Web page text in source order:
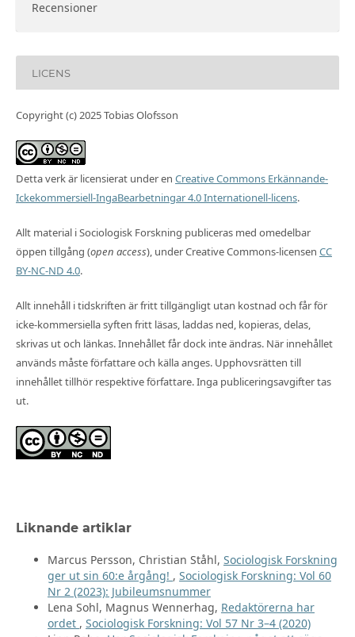
Recensioner
LICENS
Copyright (c) 2025 Tobias Olofsson
Detta verk är licensierat under en Creative Commons Erkännande-
Ickekommersiell-IngaBearbetningar 4.0 Internationell-licens.
Allt material i Sociologisk Forskning publiceras med omedelbar
öppen tillgång (open access), under Creative Commons-licensen CC
BY-NC-ND 4.0.
Allt innehåll i tidskriften är fritt tillgängligt utan kostnad och får för
icke-kommersiella syften fritt läsas, laddas ned, kopieras, delas,
skrivas ut och länkas. Innehållet får dock inte ändras. När innehållet
används måste författare och källa anges. Upphovsrätten till
innehållet tillhör respektive författare. Inga publiceringsavgifter tas
ut.
Liknande artiklar
Marcus Persson, Christian Ståhl, Sociologisk Forskning
ger ut sin 60:e årgång! , Sociologisk Forskning: Vol 60
Nr 2 (2023): Jubileumsnummer
Lena Sohl, Magnus Wennerhag, Redaktörerna har
ordet , Sociologisk Forskning: Vol 57 Nr 3–4 (2020)